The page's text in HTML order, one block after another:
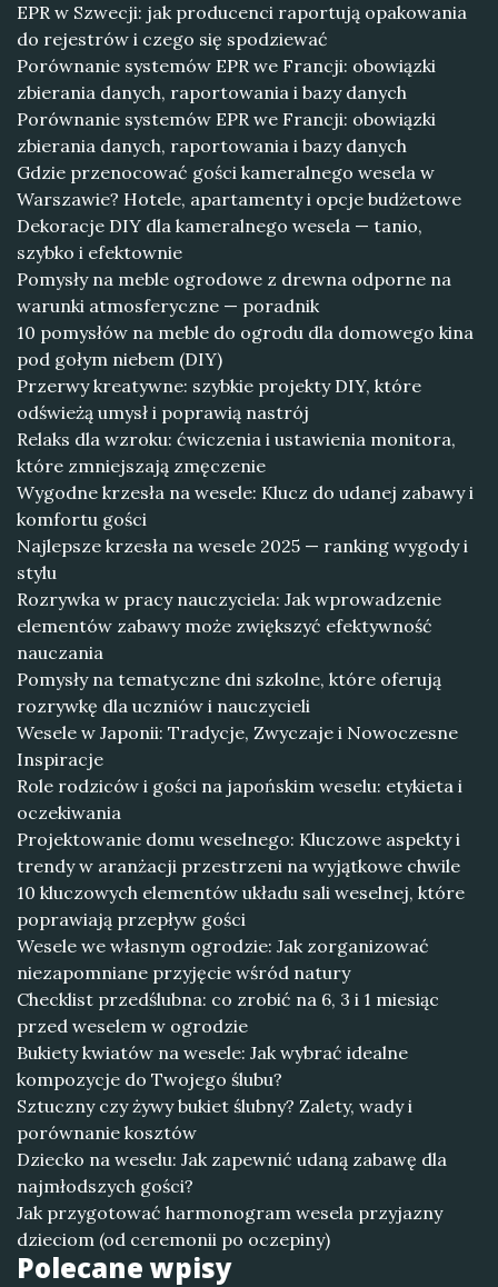
EPR w Szwecji: jak producenci raportują opakowania
do rejestrów i czego się spodziewać
Porównanie systemów EPR we Francji: obowiązki
zbierania danych, raportowania i bazy danych
Porównanie systemów EPR we Francji: obowiązki
zbierania danych, raportowania i bazy danych
Gdzie przenocować gości kameralnego wesela w
Warszawie? Hotele, apartamenty i opcje budżetowe
Dekoracje DIY dla kameralnego wesela — tanio,
szybko i efektownie
Pomysły na meble ogrodowe z drewna odporne na
warunki atmosferyczne — poradnik
10 pomysłów na meble do ogrodu dla domowego kina
pod gołym niebem (DIY)
Przerwy kreatywne: szybkie projekty DIY, które
odświeżą umysł i poprawią nastrój
Relaks dla wzroku: ćwiczenia i ustawienia monitora,
które zmniejszają zmęczenie
Wygodne krzesła na wesele: Klucz do udanej zabawy i
komfortu gości
Najlepsze krzesła na wesele 2025 — ranking wygody i
stylu
Rozrywka w pracy nauczyciela: Jak wprowadzenie
elementów zabawy może zwiększyć efektywność
nauczania
Pomysły na tematyczne dni szkolne, które oferują
rozrywkę dla uczniów i nauczycieli
Wesele w Japonii: Tradycje, Zwyczaje i Nowoczesne
Inspiracje
Role rodziców i gości na japońskim weselu: etykieta i
oczekiwania
Projektowanie domu weselnego: Kluczowe aspekty i
trendy w aranżacji przestrzeni na wyjątkowe chwile
10 kluczowych elementów układu sali weselnej, które
poprawiają przepływ gości
Wesele we własnym ogrodzie: Jak zorganizować
niezapomniane przyjęcie wśród natury
Checklist przedślubna: co zrobić na 6, 3 i 1 miesiąc
przed weselem w ogrodzie
Bukiety kwiatów na wesele: Jak wybrać idealne
kompozycje do Twojego ślubu?
Sztuczny czy żywy bukiet ślubny? Zalety, wady i
porównanie kosztów
Dziecko na weselu: Jak zapewnić udaną zabawę dla
najmłodszych gości?
Jak przygotować harmonogram wesela przyjazny
dzieciom (od ceremonii po oczepiny)
Polecane wpisy